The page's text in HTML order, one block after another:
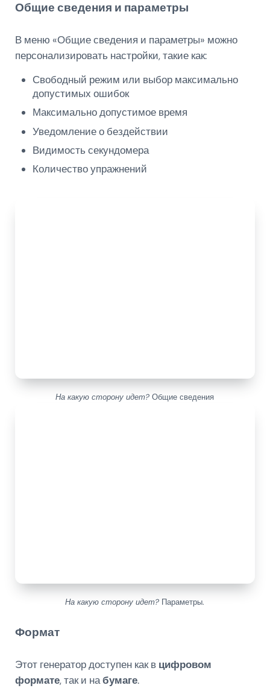
Общие сведения и параметры
В меню «Общие сведения и параметры» можно
персонализировать настройки, такие как:
Свободный режим или выбор максимально
допустимых ошибок
Максимально допустимое время
Уведомление о бездействии
Видимость секундомера
Количество упражнений
На какую сторону идет? Общие сведения
На какую сторону идет? Параметры.
Формат
Этот генератор доступен как в цифровом
формате, так и набумаге.